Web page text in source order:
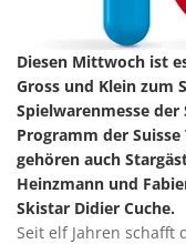
Diesen Mittwoch ist
Gross und Klein zum
Spielwarenmesse der
Programm der
gehören auch
Heinzmann und
Skistar Didier Cuche.
Seit elf Jahren schafft